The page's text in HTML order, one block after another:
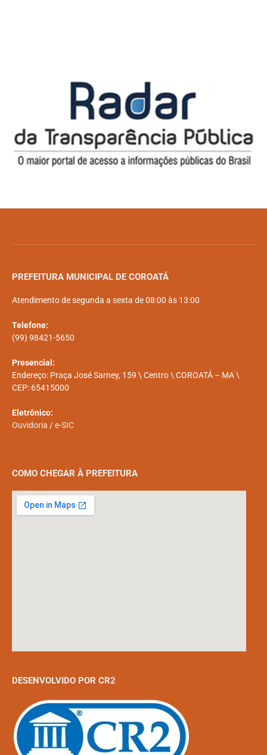
PREFEITURA MUNICIPAL DE COROATÁ
Atendimento de segunda a sexta de 08:00 às 13:00
Telefone:
(99) 98421-5650
Presencial:
Endereço: Praça José Sarney, 159 \ Centro \ COROATÁ – MA \
CEP: 65415000
Eletrônico:
Ouvidoria /e-SIC
COMO CHEGAR À PREFEITURA
DESENVOLVIDO POR CR2